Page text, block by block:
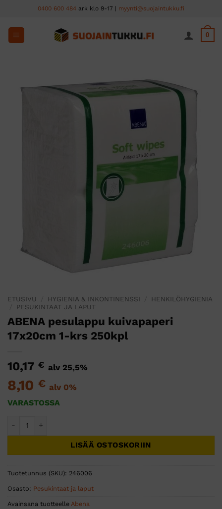
content
0400 600 484 ark klo 9-17 | myynti@suojaintukku.fi
0
ETUSIVU HYGIENIA & INKONTINENSSI
HENKILÖHYGIENIA
PESUKINTAAT JA LAPUT
ABENA pesulappu kuivapaperi
17x20cm 1-krs 250kpl
10,17 € alv 25,5%
8,10 € alv 0%
VARASTOSSA
LISÄÄ OSTOSKORIIN
Tuotetunnus (SKU): 246006
Osasto: Pesukintaat ja laput
Avainsana tuotteelle Abena